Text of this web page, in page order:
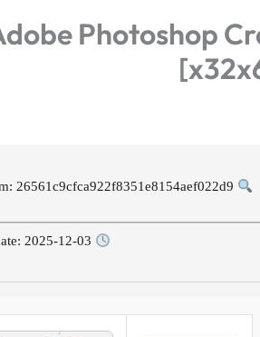
Photoshop